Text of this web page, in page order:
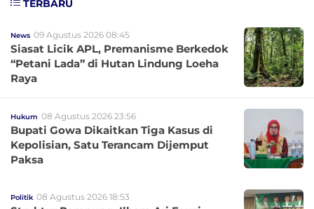
TERBARU
News 09 Agustus 2026 08:45
Siasat Licik APL, Premanisme Berkedok
“Petani Lada” di Hutan Lindung Loeha
Raya
Hukum 08 Agustus 2026 23:56
Bupati Gowa Dikaitkan Tiga Kasus di
Kepolisian, Satu Terancam Dijemput
Paksa
Politik 08 Agustus 2026 18:53